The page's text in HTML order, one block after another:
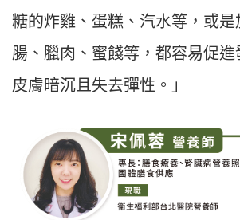
糖的炸雞、蛋糕、汽水等，或是
腸、臘肉、蜜餞等，都容易促
皮膚暗沉且失去彈性。」